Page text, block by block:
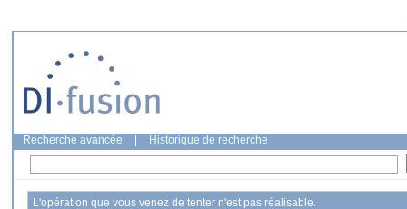
Recherche avancée Historique de recherche
L'opération que vous venez de tenter n'est pas réalisable.